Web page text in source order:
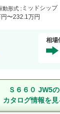
動形式 : ミッドシップ
〜232 .1 万円
相場
Ｓ６６０ JW5の
カタログ情報を見